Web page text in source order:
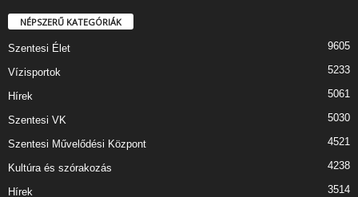
NÉPSZERŰ KATEGÓRIÁK
Szentesi Élet 9605
Vízisportok 5233
Hírek 5061
Szentesi VK 5030
Szentesi Művelődési Központ 4521
Kultúra és szórakozás 4238
Hírek 3514